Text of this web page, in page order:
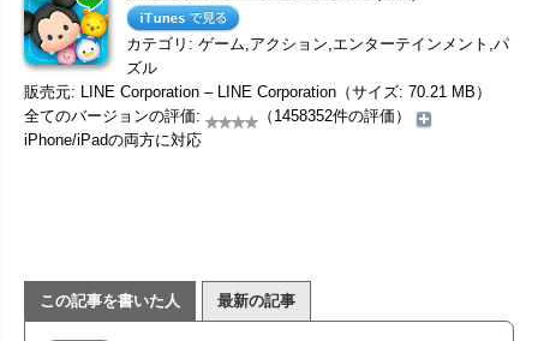
カテゴリ: ゲーム,アクション,エンターテインメント,パ
ズル
販売元: LINE Corporation – LINE Corporation（サイズ: 70.21 MB）
全てのバージョンの評価:
（1458352件の評価）
iPhone/iPadの両方に対応
この記事を書いた人 最新の記事